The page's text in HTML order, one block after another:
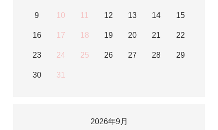
9 10 11 12 13 14 15
16 17 18 19 20 21 22
23 24 25 26 27 28 29
30 31
2026年9月